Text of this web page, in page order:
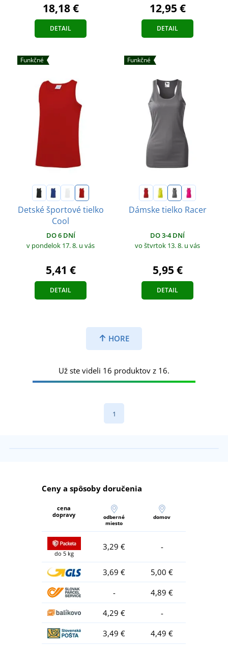
18,18 €
DETAIL
12,95 €
DETAIL
Funkčné
Detské športové tielko
Cool
DO 6 DNÍ
v pondelok 17. 8. u vás
5,41 €
DETAIL
Funkčné
Dámske tielko Racer
DO 3-4 DNÍ
vo štvrtok 13. 8. u vás
5,95 €
DETAIL
HORE
Už ste videli 16 produktov z 16.
1
Ceny a spôsoby doručenia
cena
dopravy
odberné
miesto
domov
do 5 kg
3,29 € -
3,69 €
5,00 €
-
4,89 €
4,29 €
-
3,49 €
4,49 €